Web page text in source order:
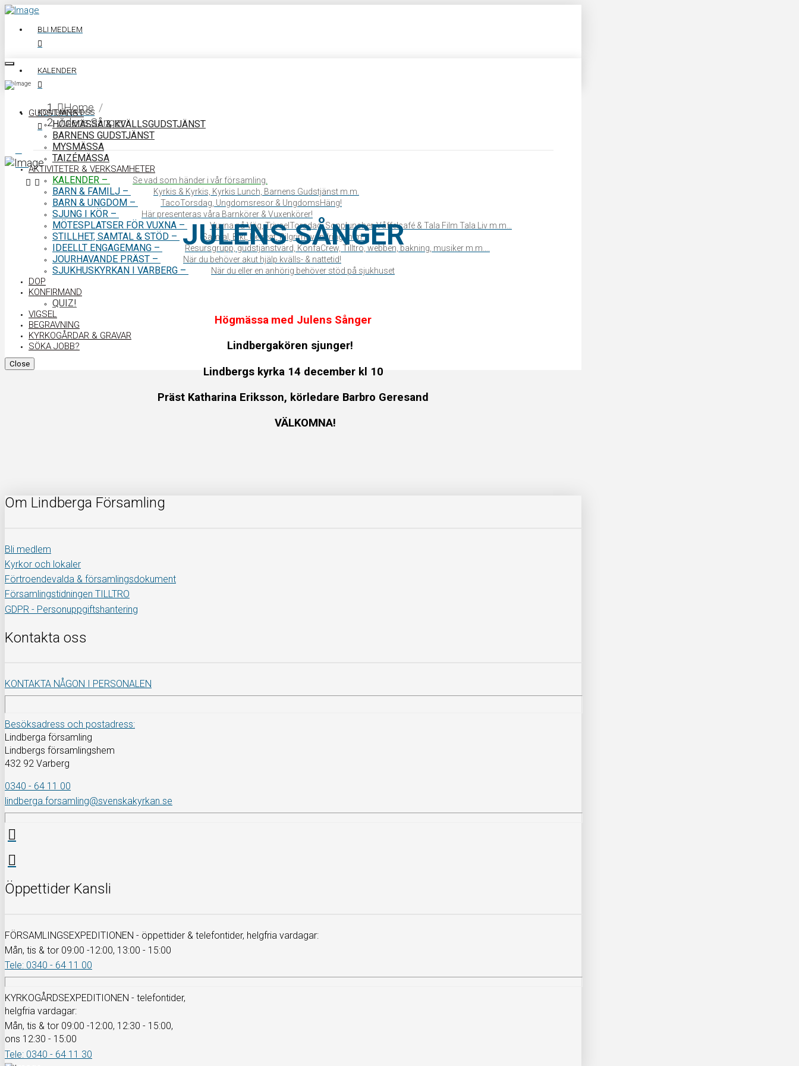
BLI MEDLEM
KALENDER
KONTAKTA OSS
0340 64 11 00
GUDSTJÄNST
HÖGMÄSSA & KVÄLLSGUDSTJÄNST
BARNENS GUDSTJÄNST
MYSMÄSSA
TAIZÉMÄSSA
AKTIVITETER & VERKSAMHETER
KALENDER – Se vad som händer i vår församling.
BARN & FAMILJ – Kyrkis & Kyrkis, Kyrkis Lunch, Barnens Gudstjänst m.m.
BARN & UNGDOM – TacoTorsdag, Ungdomsresor & UngdomsHäng!
SJUNG I KÖR – Här presenteras våra Barnkörer & Vuxenkörer!
MÖTESPLATSER FÖR VUXNA – Vuxna på Väg, TrivselTorsdag, Soppluncher, Våffelcafé & Tala Film Tala Liv m.m…
STILLHET, SAMTAL & STÖD – Samtal, Bikt, Retreat, Pilgrimsvandring m.m…
IDEELLT ENGAGEMANG – Resursgrupp, gudstjänstvärd, KonfaCrew, Tilltro, webben, bakning, musiker m.m….
JOURHAVANDE PRÄST – När du behöver akut hjälp kvälls- & nattetid!
SJUKHUSKYRKAN I VARBERG – När du eller en anhörig behöver stöd på sjukhuset
DOP
KONFIRMAND
QUIZ!
VIGSEL
BEGRAVNING
KYRKOGÅRDAR & GRAVAR
SÖKA JOBB?
Close
Home /
Julens Sånger
JULENS SÅNGER
Högmässa med Julens Sånger
Lindbergakören sjunger!
Lindbergs kyrka 14 december kl 10
Präst Katharina Eriksson, körledare Barbro Geresand
VÄLKOMNA!
Om Lindberga Församling
Bli medlem
Kyrkor och lokaler
Förtroendevalda & församlingsdokument
Församlingstidningen TILLTRO
GDPR - Personuppgiftshantering
Kontakta oss
KONTAKTA NÅGON I PERSONALEN
Besöksadress och postadress:
Lindberga församling
Lindbergs församlingshem
432 92 Varberg
0340 - 64 11 00
lindberga.forsamling@svenskakyrkan.se
Öppettider Kansli
FÖRSAMLINGSEXPEDITIONEN - öppettider & telefontider, helgfria vardagar:
Mån, tis & tor 09:00 -12:00, 13:00 - 15:00
Tele: 0340 - 64 11 00
KYRKOGÅRDSEXPEDITIONEN - telefontider,
helgfria vardagar:
Mån, tis & tor 09:00 -12:00, 12:30 - 15:00,
ons 12:30 - 15:00
Tele: 0340 - 64 11 30